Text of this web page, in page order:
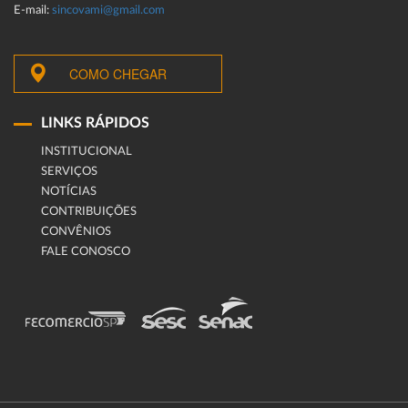
E-mail: sincovami@gmail.com
COMO CHEGAR
LINKS RÁPIDOS
INSTITUCIONAL
SERVIÇOS
NOTÍCIAS
CONTRIBUIÇÕES
CONVÊNIOS
FALE CONOSCO